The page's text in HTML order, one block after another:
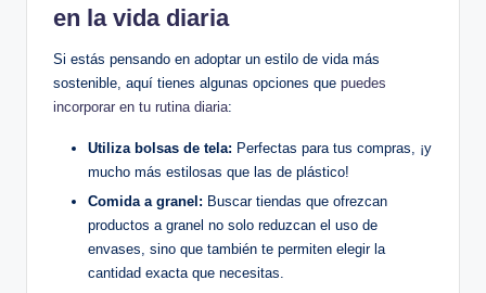
en la vida diaria
Si estás pensando en adoptar un estilo de vida más
sostenible, aquí tienes algunas opciones que puedes
incorporar en tu rutina diaria:
Utiliza bolsas de tela: Perfectas para tus compras, ¡y
mucho más estilosas que las de plástico!
Comida a granel: Buscar tiendas que ofrezcan
productos a granel no solo reduzcan el uso de
envases, sino que también te permiten elegir la
cantidad exacta que necesitas.